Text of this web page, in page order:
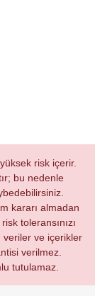
risk içerir.
bu nedenle
kararı almadan
toleransınızı
veriler ve içerikler
verilmez.
tutulamaz.